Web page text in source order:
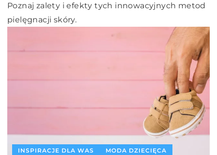
Poznaj zalety i efekty tych innowacyjnych metod
pielęgnacji skóry.
INSPIRACJE DLA WAS MODA DZIECIĘCA